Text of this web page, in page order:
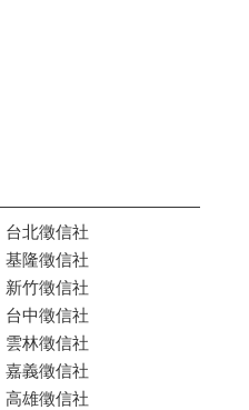
台北徵信社
基隆徵信社
新竹徵信社
台中徵信社
雲林徵信社
嘉義徵信社
高雄徵信社